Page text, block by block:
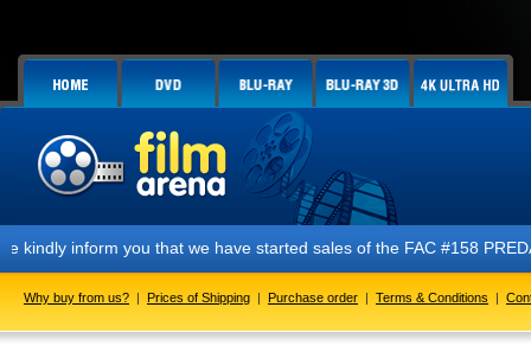
you that we have started sales of the FAC #158 PREDATOR E1 +
Why buy from us? | Prices of Shipping | Purchase order | Terms & Conditions |